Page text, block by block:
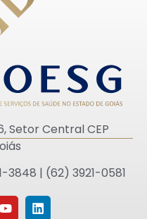
Setor Central CEP
3848 | (62) 3921-0581